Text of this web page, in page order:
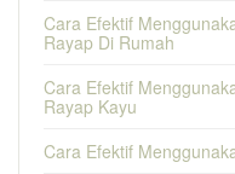
Cara Efektif
Rayap Di Rumah
Cara Efektif
Rayap Kayu
Cara Efektif